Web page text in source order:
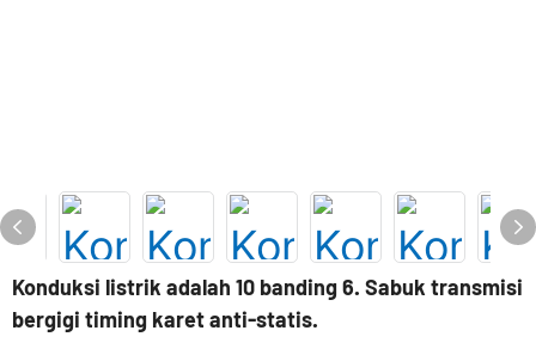
Konduksi listrik adalah 10 banding 6. Sabuk transmisi
bergigi timing karet anti-statis.